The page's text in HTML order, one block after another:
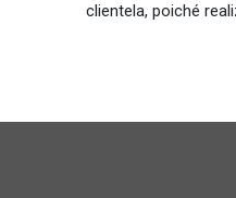
clientela, poiché